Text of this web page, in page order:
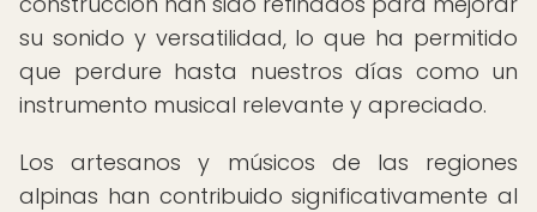
su sonido y versatilidad, lo que ha permitido
que perdure hasta nuestros días como un
instrumento musical relevante y apreciado.
Los artesanos y músicos de las regiones
alpinas han contribuido significativamente al